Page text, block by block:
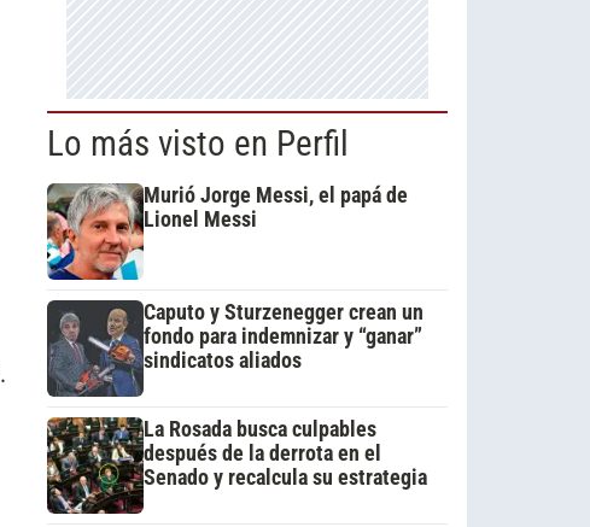
.
Lo más visto en Perfil
Murió Jorge Messi, el papá de
Lionel Messi
Caputo y Sturzenegger crean un
fondo para indemnizar y “ganar”
sindicatos aliados
La Rosada busca culpables
después de la derrota en el
Senado y recalcula su estrategia